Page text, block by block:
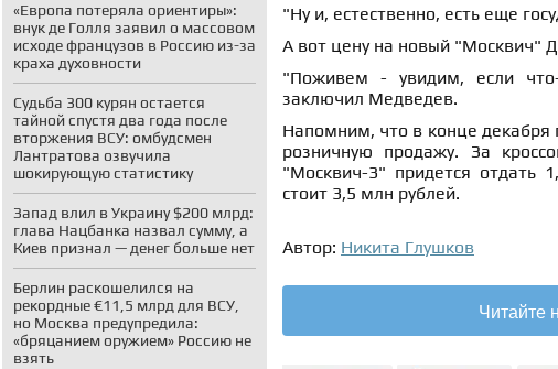
«Европа потеряла ориентиры»:
внук де Голля заявил о массовом
исходе французов в Россию из-за
краха духовности
Судьба 300 курян остается
тайной спустя два года после
вторжения ВСУ: омбудсмен
Лантратова озвучила
шокирующую статистику
Запад влил в Украину $200 млрд:
глава Нацбанка назвал сумму, а
Киев признал — денег больше нет
Берлин раскошелился на
рекордные €11,5 млрд для ВСУ,
но Москва предупредила:
«бряцанием оружием» Россию не
взять
"Ну и, естественно, есть еще
А вот цену на новый "Москвич"
"Поживем - увидим, если
заключил Медведев.
Напомним, что в конце
розничную продажу. За
"Москвич-3" придется отдать
стоит 3,5 млн рублей.
Автор: Никита Глушков
Читайте